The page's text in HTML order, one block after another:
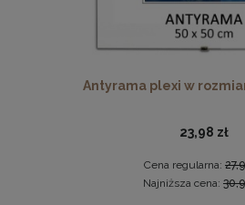
Drewniana ramka, rama na
44,99 zł
Antyrama plexi w
23,98 zł
Cena regularna:
Najniższa cena: